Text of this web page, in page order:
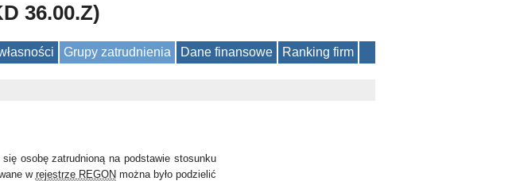
36.00.Z)
Grupy zatrudnienia Dane finansowe Ranking firm
osobę zatrudnioną na podstawie stosunku
w rejestrze REGON można było podzielić